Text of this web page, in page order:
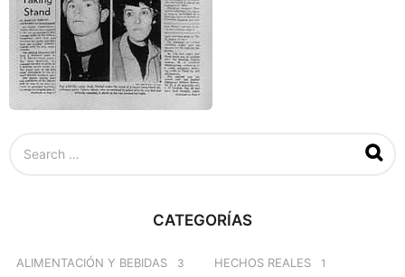
CATEGORÍAS
ALIMENTACIÓN Y BEBIDAS 3 HECHOS REALES 1